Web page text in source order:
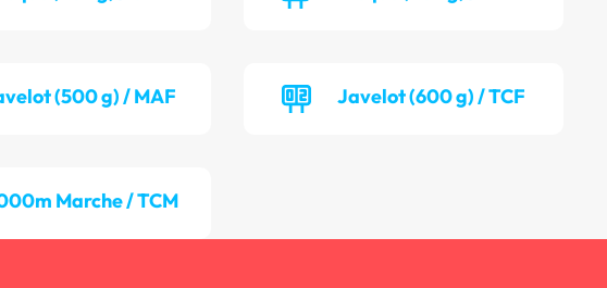
(500 g) / MAF Javelot (600 g) / TCF
Marche / TCM